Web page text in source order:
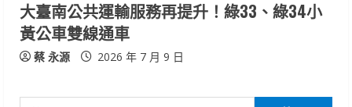
大臺南公共運輸服務再提升！綠33、綠34小
黃公車雙線通車
蔡 永源 2026 年 7 月 9 日